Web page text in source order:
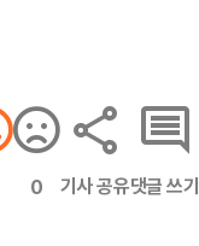
0 기사 공유댓글 쓰기